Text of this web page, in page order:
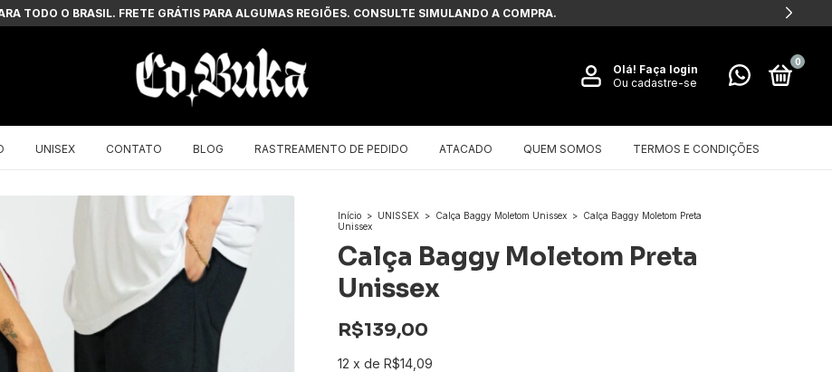
TODO O BRASIL. FRETE GRÁTIS PARA ALGUMAS REGIÕES. CONSULTE SIMULANDO A COMPRA.
Olá! Faça login
Ou cadastre-se
0
UNISEX CONTATO BLOG RASTREAMENTO DE PEDIDO ATACADO QUEM SOMOS TERMOS E CONDIÇÕES
Início > UNISSEX > Calça Baggy Moletom Unissex > Calça Baggy Moletom Preta
Unissex
Calça Baggy Moletom Preta
Unissex
R$139,00
12 x de R$14,09